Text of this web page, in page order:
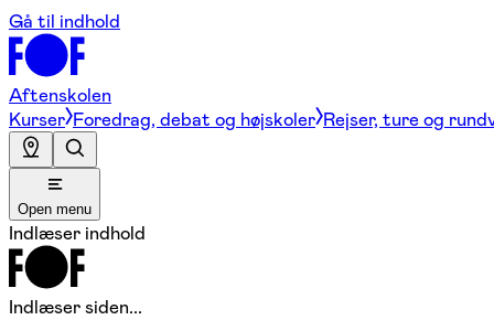
Gå til indhold
Aftenskolen
Kurser Foredrag, debat og højskoler Rejser, ture og
Open menu
Indlæser indhold
Indlæser siden...